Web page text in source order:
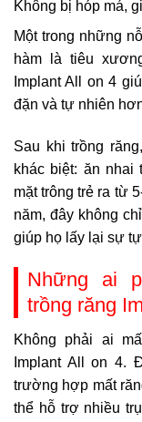
Không bị hóp má,
Một trong những
hàm là tiêu
Implant All on 4
đặn và tự nhiên
Sau khi trồng
khác biệt: ăn
mặt trông trẻ ra từ
năm, đây không
giúp họ lấy lại sự
Những ai
trồng răng
Không phải ai
Implant All on 4.
trường hợp mất
thể hỗ trợ nhiều